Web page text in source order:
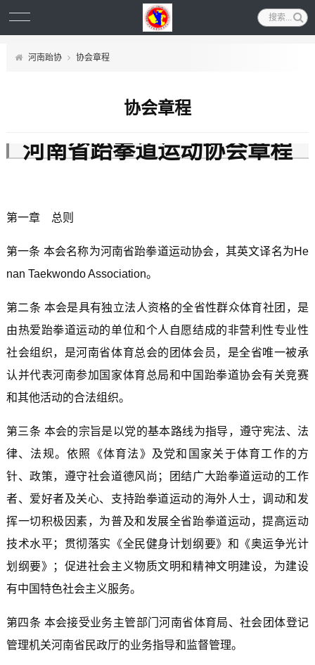
河南跆协 协会章程
协会章程
河南省跆拳道运动协会章程
第一章 总则
第一条 本会名称为河南省跆拳道运动协会，其英文译名为He
nan Taekwondo Association。
第二条 本会是具有独立法人资格的全省性群众体育社团，是
由热爱跆拳道运动的单位和个人自愿结成的非营利性专业性
社会组织，是河南省体育总会的团体会员，是全省唯一被承
认并代表河南参加国家体育总局和中国跆拳道协会有关竞赛
和其他活动的合法组织。
第三条 本会的宗旨是以党的基本路线为指导，遵守宪法、法
律、法规。依照《体育法》及党和国家关于体育工作的方
针、政策，遵守社会道德风尚；团结广大跆拳道运动的工作
者、爱好者及关心、支持跆拳道运动的海外人士，调动和发
挥一切积极因素，为普及和发展全省跆拳道运动，提高运动
技术水平；贯彻落实《全民健身计划纲要》和《奥运争光计
划纲要》；促进社会主义物质文明和精神文明建设，为建设
有中国特色社会主义服务。
第四条 本会接受业务主管部门河南省体育局、社会团体登记
管理机关河南省民政厅的业务指导和监督管理。